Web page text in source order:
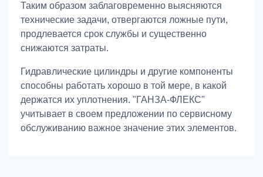
Таким образом заблаговременно выясняются
технические задачи, отвергаются ложные пути,
продлевается срок службы и существенно
снижаются затраты.
Гидравлические цилиндры и другие компоненты
способны работать хорошо в той мере, в какой
держатся их уплотнения. "ГАНЗА-ФЛЕКС"
учитывает в своем предложении по сервисному
обслуживанию важное значение этих элементов.